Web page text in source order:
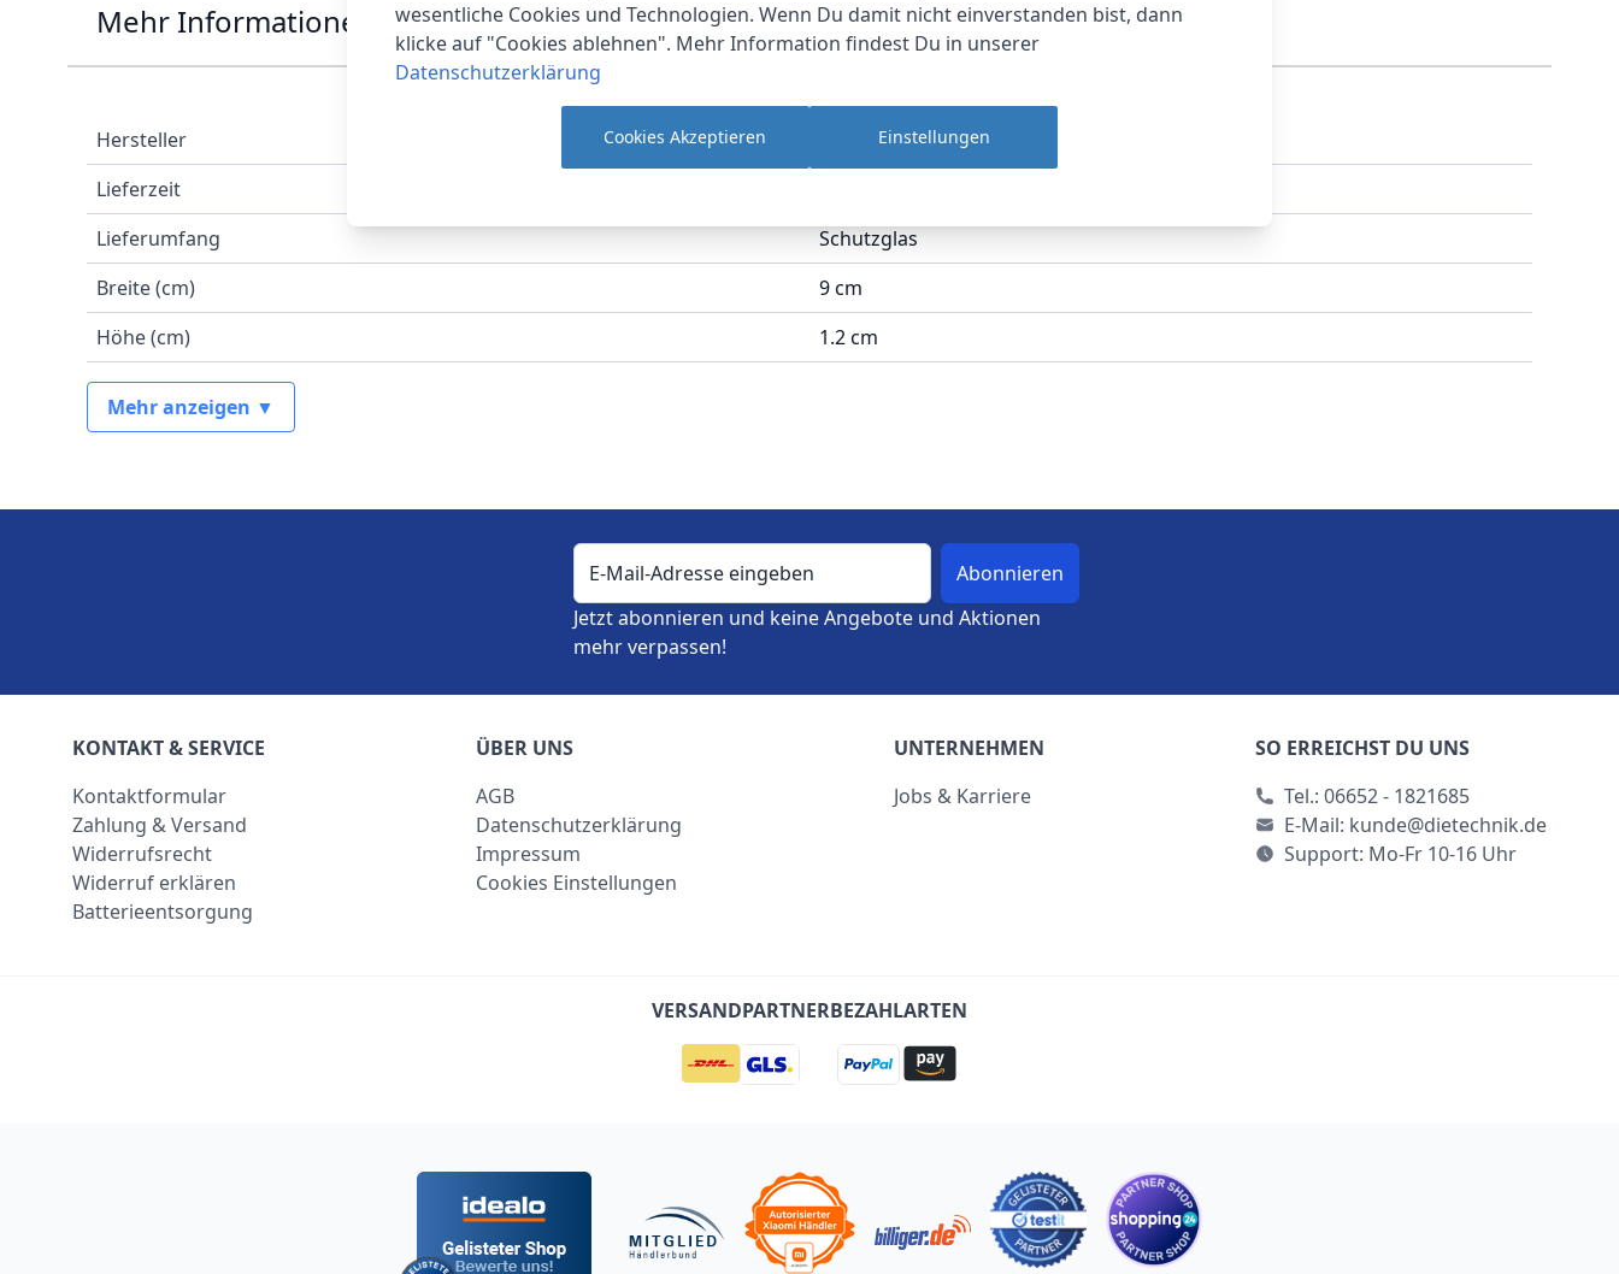
Mehr Informationen
Hersteller
bea-fon
Lieferzeit
Lieferumfang
Schutzglas
Breite (cm)
9 cm
Höhe (cm)
1.2 cm
Mehr anzeigen ▼
E-Mail-Adresse
Jetzt abonnieren und keine Angebote und Aktionen
mehr verpassen!
KONTAKT & SERVICE
Kontaktformular
Zahlung & Versand
Widerrufsrecht
Widerruf erklären
Batterieentsorgung
ÜBER UNS
AGB
Datenschutzerklärung
Impressum
Cookies Einstellungen
UNTERNEHMEN
Jobs & Karriere
SO ERREICHST DU UNS
Tel.: 06652 - 1821685
E-Mail: kunde@dietechnik.de
Support: Mo-Fr 10-16 Uhr
VERSANDPARTNERBEZAHLARTEN
wesentliche Cookies und Technologien. Wenn Du damit nicht einverstanden bist, dann
klicke auf "Cookies ablehnen". Mehr Information findest Du in unserer
Datenschutzerklärung
Cookies Akzeptieren Einstellungen